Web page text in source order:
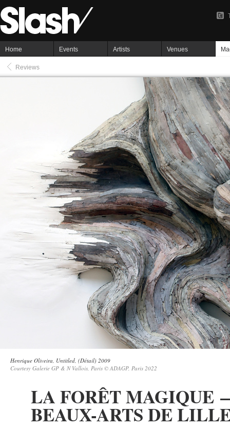
Home Events Artists Venues
Reviews
Henrique Oliveira, Untitled, (Détail) 2009
Courtesy Galerie GP & N Vallois, Paris © ADAGP, Paris 2022
LA FORÊT MAGIQUE
BEAUX-ARTS DE